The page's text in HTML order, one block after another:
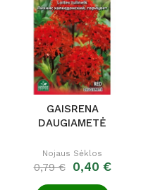
GAISRENA
DAUGIAMETĖ
Nojaus Sėklos
0,79 € 0,40 €